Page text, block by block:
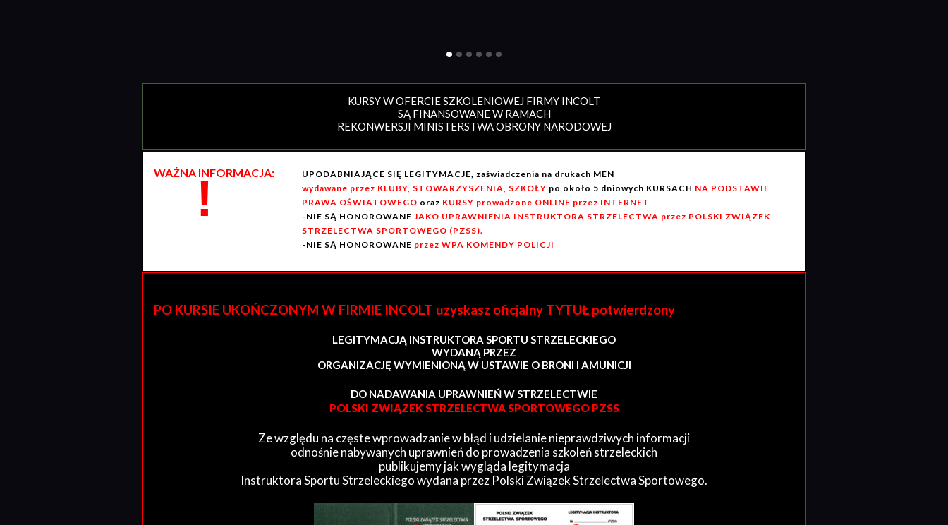
KURSY W OFERCIE SZKOLENIOWEJ FIRMY INCOLT
SĄ FINANSOWANE W RAMACH
REKONWERSJI MINISTERSTWA OBRONY NARODOWEJ
WAŻNA INFORMACJA:
!
UPODABNIAJĄCE SIĘ LEGITYMACJE, zaświadczenia na drukach MEN
wydawane przez KLUBY, STOWARZYSZENIA, SZKOŁY po około 5 dniowych KURSACH NA PODSTAWIE
PRAWA OŚWIATOWEGO oraz KURSY prowadzone ONLINE przez INTERNET
-NIE SĄ HONOROWANE JAKO UPRAWNIENIA INSTRUKTORA STRZELECTWA przez POLSKI ZWIĄZEK
STRZELECTWA SPORTOWEGO (PZSS).
-NIE SĄ HONOROWANE przez WPA KOMENDY POLICJI
PO KURSIE UKOŃCZONYM W FIRMIE INCOLT uzyskasz oficjalny TYTUŁ potwierdzony
LEGITYMACJĄ INSTRUKTORA SPORTU STRZELECKIEGO
WYDANĄ PRZEZ
ORGANIZACJĘ WYMIENIONĄ W USTAWIE O BRONI I AMUNICJI
DO NADAWANIA UPRAWNIEŃ W STRZELECTWIE
POLSKI ZWIĄZEK STRZELECTWA SPORTOWEGO PZSS
Ze względu na częste wprowadzanie w błąd i udzielanie nieprawdziwych informacji
odnośnie nabywanych uprawnień do prowadzenia szkoleń strzeleckich
publikujemy jak wygląda legitymacja
Instruktora Sportu Strzeleckiego wydana przez Polski Związek Strzelectwa Sportowego.